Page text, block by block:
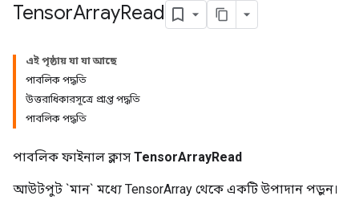
TensorArrayRead
এই পৃষ্ঠায় যা যা আছে
পাবলিক পদ্ধতি
উত্তরাধিকারসূত্রে প্রাপ্ত পদ্ধতি
পাবলিক পদ্ধতি
পাবলিক ফাইনাল ক্লাস TensorArrayRead
আউটপুট `মান` মধ্যে TensorArray থেকে একটি উপাদান পড়ুন।